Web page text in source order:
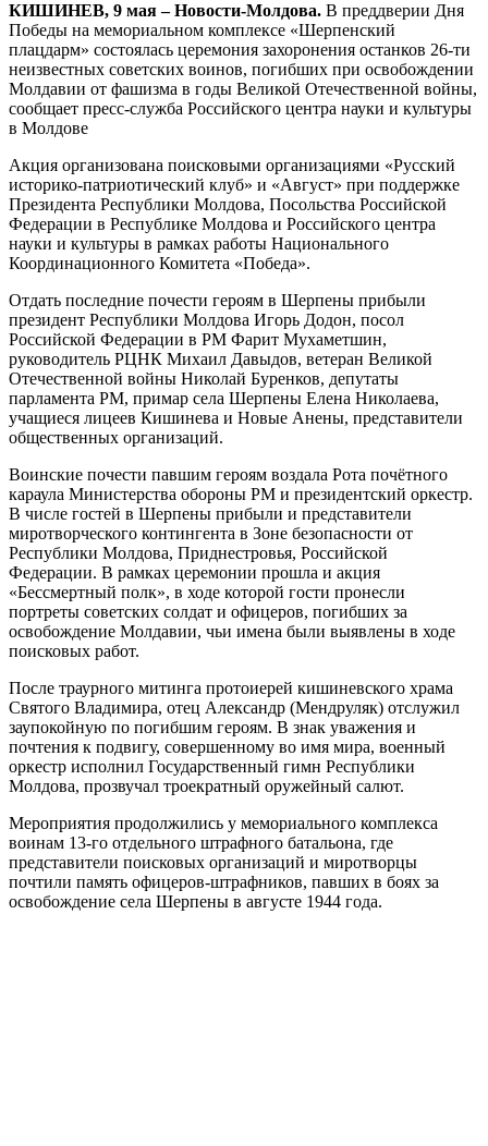
КИШИНЕВ, 9 мая – Новости-Молдова. В преддверии Дня
Победы на мемориальном комплексе «Шерпенский
плацдарм» состоялась церемония захоронения останков 26-ти
неизвестных советских воинов, погибших при освобождении
Молдавии от фашизма в годы Великой Отечественной войны,
сообщает пресс-служба Российского центра науки и культуры
в Молдове
Акция организована поисковыми организациями «Русский
историко-патриотический клуб» и «Август» при поддержке
Президента Республики Молдова, Посольства Российской
Федерации в Республике Молдова и Российского центра
науки и культуры в рамках работы Национального
Координационного Комитета «Победа».
Отдать последние почести героям в Шерпены прибыли
президент Республики Молдова Игорь Додон, посол
Российской Федерации в РМ Фарит Мухаметшин,
руководитель РЦНК Михаил Давыдов, ветеран Великой
Отечественной войны Николай Буренков, депутаты
парламента РМ, примар села Шерпены Елена Николаева,
учащиеся лицеев Кишинева и Новые Анены, представители
общественных организаций.
Воинские почести павшим героям воздала Рота почётного
караула Министерства обороны РМ и президентский оркестр.
В числе гостей в Шерпены прибыли и представители
миротворческого контингента в Зоне безопасности от
Республики Молдова, Приднестровья, Российской
Федерации. В рамках церемонии прошла и акция
«Бессмертный полк», в ходе которой гости пронесли
портреты советских солдат и офицеров, погибших за
освобождение Молдавии, чьи имена были выявлены в ходе
поисковых работ.
После траурного митинга протоиерей кишиневского храма
Святого Владимира, отец Александр (Мендруляк) отслужил
заупокойную по погибшим героям. В знак уважения и
почтения к подвигу, совершенному во имя мира, военный
оркестр исполнил Государственный гимн Республики
Молдова, прозвучал троекратный оружейный салют.
Мероприятия продолжились у мемориального комплекса
воинам 13-го отдельного штрафного батальона, где
представители поисковых организаций и миротворцы
почтили память офицеров-штрафников, павших в боях за
освобождение села Шерпены в августе 1944 года.